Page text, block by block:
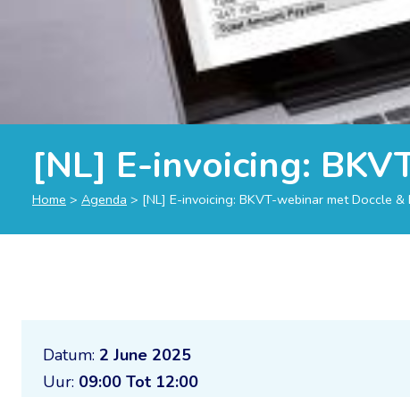
[NL] E-invoicing:
Home > Agenda > [NL] E-invoicing: BKVT-webinar met Doccle &
Datum: 2 June 2025
Uur: 09:00 Tot 12:00